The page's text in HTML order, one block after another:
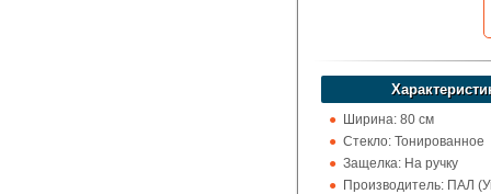
Указать цену
Ширина: 80 см
Стекло: Тонированное
Защелка: На ручку
Производитель: ПАЛ